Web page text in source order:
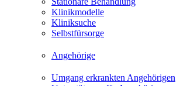
Klinikmodelle
Kliniksuche
Selbstfürsorge
Angehörige
Umgang erkrankten Angehörigen